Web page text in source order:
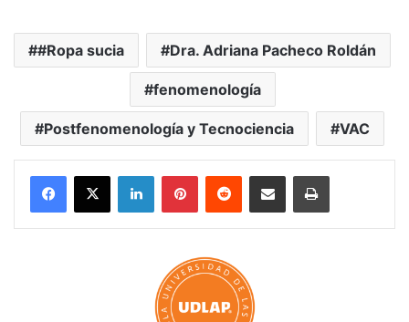
#Ropa sucia Dra. Adriana Pacheco Roldán
fenomenología
Postfenomenología y Tecnociencia VAC
LinkedInPinterestReddit Share via Email Print